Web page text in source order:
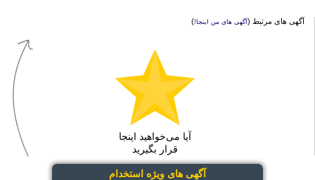
آگهی های مرتبط (آگهی های من اینجا!)
آیا می‌خواهید اینجا
قرار بگیرید
آگهی های ویژه استخدام